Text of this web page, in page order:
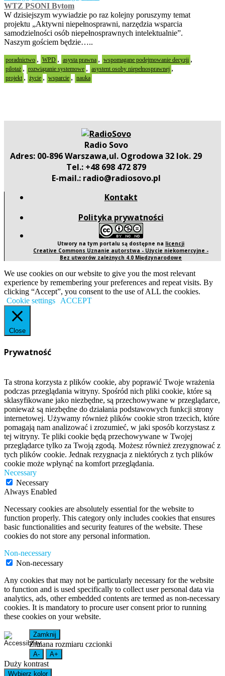
WTZ PSONI Bytom
W dzisiejszym wywiadzie po raz kolejny poruszymy temat
projektu „Aktywni niepełnosprawni, narzędzia wsparcia
samodzielności osób niepełnosprawnych intelektualnie”.
Naszym gościem będzie…..
poradnictwo , WPD , asysta prawna , wspomagane podejmowanie decyzji ,
pilotaż , rozwiązanie systemowe , asystent osoby niepełnosprawnej ,
projekt , życie , wsparcie , nauka
Radio Sovo
Adres: 00-896 Warszawa,ul. Ogrodowa 32 lok. 29
Tel.: +48 698 472 879
E-mail.: radio@radiosovo.pl
Kontakt
Polityka prywatności
Utwory na tym portalu są dostępne na licencji
Creative Commons Uznanie autorstwa - Użycie niekomercyjne -
Bez utworów zależnych 4.0 Międzynarodowe
We use cookies on our website to give you the most relevant
experience by remembering your preferences and repeat visits. By
clicking “Accept”, you consent to the use of ALL the cookies.
Cookie settings
ACCEPT
Close
Prywatność
Ta strona korzysta z plików cookie, aby poprawić Twoje wrażenia
podczas przeglądania witryny. Spośród nich pliki cookie, które są
sklasyfikowane jako niezbędne, są przechowywane w przeglądarce,
ponieważ są niezbędne do działania podstawowych funkcji strony
internetowej. Używamy również plików cookie stron trzecich, które
pomagają nam analizować i zrozumieć, w jaki sposób korzystasz z
tej witryny. Te pliki cookie będą przechowywane w Twojej
przeglądarce tylko za Twoją zgodą. Możesz również zrezygnować z
tych plików cookie. Jednak rezygnacja z niektórych z tych plików
cookie może wpłynąć na komfort przeglądania.
Necessary
Necessary
Always Enabled
Necessary cookies are absolutely essential for the website to
function properly. This category only includes cookies that ensures
basic functionalities and security features of the website. These
cookies do not store any personal information.
Non-necessary
Non-necessary
Any cookies that may not be particularly necessary for the website
to function and is used specifically to collect user personal data via
analytics, ads, other embedded contents are termed as non-necessary
cookies. It is mandatory to procure user consent prior to running
these cookies on your website.
Zamknij
Zmiana rozmiaru czcionki
A- A+
Duży kontrast
Wybierz kolor